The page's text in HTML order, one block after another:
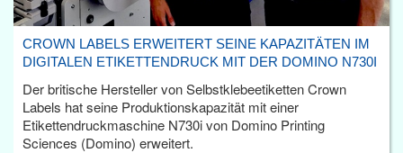
CROWN LABELS ERWEITERT SEINE KAPAZITÄTEN IM
DIGITALEN ETIKETTENDRUCK MIT DER DOMINO N730I
Der britische Hersteller von Selbstklebeetiketten Crown
Labels hat seine Produktionskapazität mit einer
Etikettendruckmaschine N730i von Domino Printing
Sciences (Domino) erweitert.